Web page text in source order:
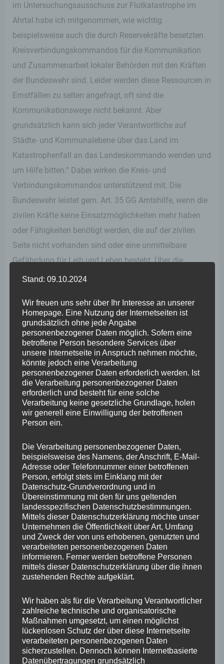
im Untersuchungsausschuss zur Flutkatastrophe im
Ahrtal habe ich mitgenommen, wie wichtig
beispielsweise auch die durch Reservekräfte besetzten
Kreisverbindungskommandos für die Kommunikation
und Zusammenarbeit lokaler Behörden mit den Kräften
der Bundeswehr sind. Leider werden diese Ressourcen in
Ernstfällen zu selten angefragt, oft sind die
Kommunikationswege nicht bekannt. Aber
grundsätzlich kann sich jeder Verantwortliche auf
Städte- und Kommunalebene über das Land im
Katastrophenfall an das Landeskommando wenden und
um Hilfe bitten.“ Dabei wirken die Kreis- und
Verbindungskommandos unterstützend mit. Die
Bundeswehr leistet gem. Art. 35 GG Amtshilfe, wenn die
zivilen Kräfte keine Einsatzmöglichkeiten mehr haben
oder Fähigkeiten benötigt werden, die auf der zivilen
Seite nicht vorhanden sind oder eine unmittelbare
Gefährdung für Leib und Leben besteht. Über die
Unterstützungsanträge wird auf Bundesebene
Besonders interessierte Wefelscheid auch der Aufbau
der Heimatschutzkompanien: „Aktuell gibt es in
Rheinland-Pfalz drei Heimatschutzkompanien,
bestehend aus Reservisten, eine mit Sitz in Mainz und
eine mit Sitz in Idar-Oberstein. Die dritte mit Sitz in
Germersheim ist im Aufwuchs. Diese Kompanien
gehören zum Heimatschutzregiment 2 in Münster und
sind Bestandteil der neu aufgestellten
oder im Verteidigungsfall eingesetzt werden, um in
Rheinland-Pfalz zum Beispiel Rettungskräfte zu
unterstützen oder kritische Infrastruktur zu schützen. Die
Reservisten halten sich dafür regelmäßig in Übung.
Die Kreisverbindungskommandos, die dem
Landeskommando Rheinland-Pfalz unterstellt sind,
üben regelmäßig zusammen mit den
Hilfsorganisationen und bereiten sich auf verschiedene
Das Engagement der ehrenamtlichen Reservisten sei
beeindruckend, so Wefelscheid: „Trotz aller Widrigkeiten,
bürokratischer Hürden und herausfordernden Übungen
gibt es viele, die sich dem ehrenamtlichen Dienst an
Stand: 09.10.2024
Wir freuen uns sehr über Ihr Interesse an unserer
Homepage. Eine Nutzung der Internetseiten ist
grundsätzlich ohne jede Angabe
personenbezogener Daten möglich. Sofern eine
betroffene Person besondere Services über
unsere Internetseite in Anspruch nehmen möchte,
könnte jedoch eine Verarbeitung
personenbezogener Daten erforderlich werden. Ist
die Verarbeitung personenbezogener Daten
erforderlich und besteht für eine solche
Verarbeitung keine gesetzliche Grundlage, holen
wir generell eine Einwilligung der betroffenen
Person ein.
Die Verarbeitung personenbezogener Daten,
beispielsweise des Namens, der Anschrift, E-Mail-
Adresse oder Telefonnummer einer betroffenen
Person, erfolgt stets im Einklang mit der
Datenschutz-Grundverordnung und in
Übereinstimmung mit den für uns geltenden
landesspezifischen Datenschutzbestimmungen.
Mittels dieser Datenschutzerklärung möchte unser
Unternehmen die Öffentlichkeit über Art, Umfang
und Zweck der von uns erhobenen, genutzten und
verarbeiteten personenbezogenen Daten
informieren. Ferner werden betroffene Personen
mittels dieser Datenschutzerklärung über die ihnen
zustehenden Rechte aufgeklärt.
Wir haben als für die Verarbeitung Verantwortlicher
zahlreiche technische und organisatorische
Maßnahmen umgesetzt, um einen möglichst
lückenlosen Schutz der über diese Internetseite
verarbeiteten personenbezogenen Daten
sicherzustellen. Dennoch können Internetbasierte
Datenübertragungen grundsätzlich